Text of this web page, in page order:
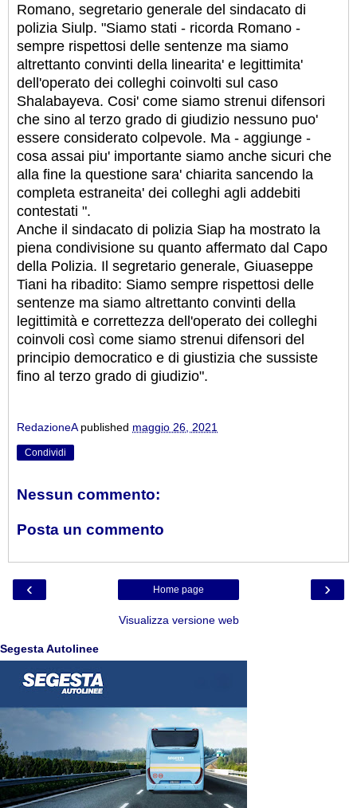
Romano, segretario generale del sindacato di
polizia Siulp. "Siamo stati - ricorda Romano -
sempre rispettosi delle sentenze ma siamo
altrettanto convinti della linearita' e legittimita'
dell'operato dei colleghi coinvolti sul caso
Shalabayeva. Cosi' come siamo strenui difensori
che sino al terzo grado di giudizio nessuno puo'
essere considerato colpevole. Ma - aggiunge -
cosa assai piu' importante siamo anche sicuri che
alla fine la questione sara' chiarita sancendo la
completa estraneita' dei colleghi agli addebiti
contestati ".
Anche il sindacato di polizia Siap ha mostrato la
piena condivisione su quanto affermato dal Capo
della Polizia. Il segretario generale, Giuaseppe
Tiani ha ribadito: Siamo sempre rispettosi delle
sentenze ma siamo altrettanto convinti della
legittimità e correttezza dell'operato dei colleghi
coinvoli così come siamo strenui difensori del
principio democratico e di giustizia che sussiste
fino al terzo grado di giudizio".
RedazioneA published maggio 26, 2021
Condividi
Nessun commento:
Posta un commento
‹ ›
Home page
Visualizza versione web
Segesta Autolinee